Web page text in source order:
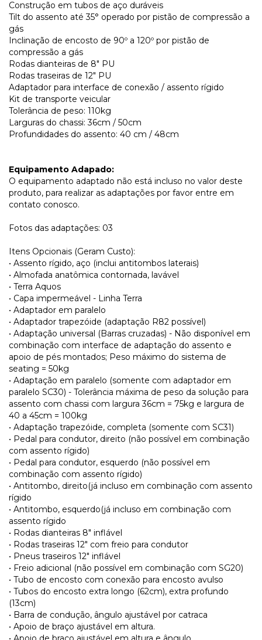
Construção em tubos de aço duráveis
Tilt do assento até 35° operado por pistão de compressão a
gás
Inclinação de encosto de 90º a 120º por pistão de
compressão a gás
Rodas dianteiras de 8" PU
Rodas traseiras de 12" PU
Adaptador para interface de conexão / assento rígido
Kit de transporte veicular
Tolerância de peso: 110kg
Larguras do chassi: 36cm / 50cm
Profundidades do assento: 40 cm / 48cm
Equipamento Adapado:
O equipamento adaptado não está incluso no valor deste
produto, para realizar as adaptações por favor entre em
contato conosco.
Fotos das adaptações: 03
Itens Opcionais (Geram Custo):
• Assento rígido, aço (inclui antitombos laterais)
• Almofada anatômica contornada, lavável
• Terra Aquos
• Capa impermeável - Linha Terra
• Adaptador em paralelo
• Adaptador trapezóide (adaptação R82 possível)
• Adaptação universal (Barras cruzadas) - Não disponível em
combinação com interface de adaptação do assento e
apoio de pés montados; Peso máximo do sistema de
seating = 50kg
• Adaptação em paralelo (somente com adaptador em
paralelo SC30) - Tolerância máxima de peso da solução para
assento com chassi com largura 36cm = 75kg e largura de
40 a 45cm = 100kg
• Adaptação trapezóide, completa (somente com SC31)
• Pedal para condutor, direito (não possível em combinação
com assento rígido)
• Pedal para condutor, esquerdo (não possível em
combinação com assento rígido)
• Antitombo, direito(já incluso em combinação com assento
rígido
• Antitombo, esquerdo(já incluso em combinação com
assento rígido
• Rodas dianteiras 8" inflável
• Rodas traseiras 12" com freio para condutor
• Pneus traseiros 12" inflável
• Freio adicional (não possível em combinação com SG20)
• Tubo de encosto com conexão para encosto avulso
• Tubos do encosto extra longo (62cm), extra profundo
(13cm)
• Barra de condução, ângulo ajustável por catraca
• Apoio de braço ajustável em altura.